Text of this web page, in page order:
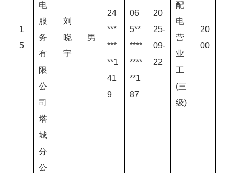
1
5
电
服
务
有
限
公
司
塔
城
分
公
刘
晓
宇
男
24
***
***
**1
41
9
06
5**
****
****
**1
87
20
25-
09-
22
配
电
营
业
工
(三
级)
20
00